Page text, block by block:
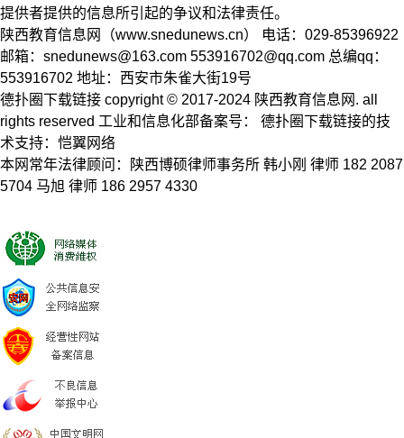
提供者提供的信息所引起的争议和法律责任。
陕西教育信息网（www.snedunews.cn） 电话：029-85396922
邮箱： snedunews@163.com 553916702@qq.com 总编qq：
553916702 地址：西安市朱雀大街19号
德扑圈下载链接 copyright © 2017-2024 陕西教育信息网. all
rights reserved 工业和信息化部备案号： 德扑圈下载链接的技
术支持：恺翼网络
本网常年法律顾问：陕西博硕律师事务所 韩小刚 律师 182 2087
5704 马旭 律师 186 2957 4330